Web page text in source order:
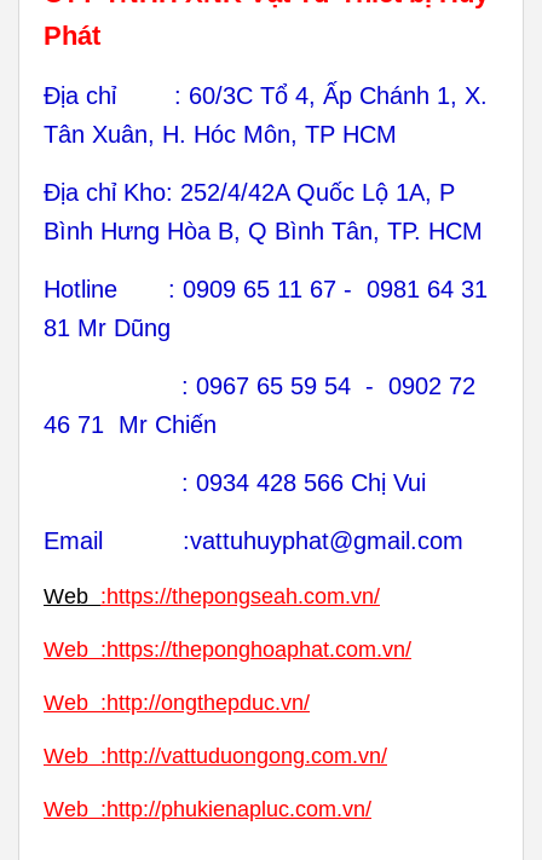
Phát
Địa chỉ : 60/3C Tổ 4, Ấp Chánh 1, X.
Tân Xuân, H. Hóc Môn, TP HCM
Địa chỉ Kho: 252/4/42A Quốc Lộ 1A, P
Bình Hưng Hòa B, Q Bình Tân, TP. HCM
Hotline : 0909 65 11 67 - 0981 64 31
81 Mr Dũng
: 0967 65 59 54 - 0902 72
46 71 Mr Chiến
: 0934 428 566 Chị Vui
Email :vattuhuyphat@gmail.com
Web :https://thepongseah.com.vn/
Web :https://theponghoaphat.com.vn/
Web :http://ongthepduc.vn/
Web :http://vattuduongong.com.vn/
Web :http://phukienapluc.com.vn/